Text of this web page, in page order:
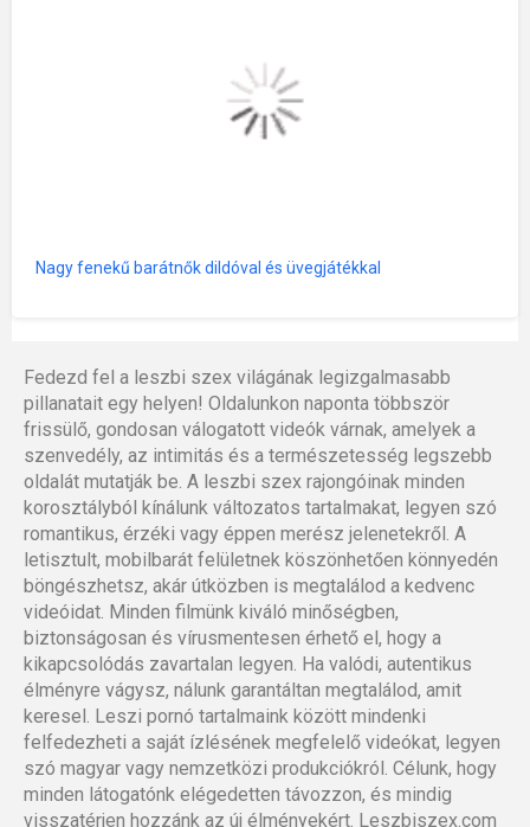
Nagy fenekű barátnők dildóval és üvegjátékkal
Fedezd fel a leszbi szex világának legizgalmasabb
pillanatait egy helyen! Oldalunkon naponta többször
frissülő, gondosan válogatott videók várnak, amelyek a
szenvedély, az intimitás és a természetesség legszebb
oldalát mutatják be. A leszbi szex rajongóinak minden
korosztályból kínálunk változatos tartalmakat, legyen szó
romantikus, érzéki vagy éppen merész jelenetekről. A
letisztult, mobilbarát felületnek köszönhetően könnyedén
böngészhetsz, akár útközben is megtalálod a kedvenc
videóidat. Minden filmünk kiváló minőségben,
biztonságosan és vírusmentesen érhető el, hogy a
kikapcsolódás zavartalan legyen. Ha valódi, autentikus
élményre vágysz, nálunk garantáltan megtalálod, amit
keresel. Leszi pornó tartalmaink között mindenki
felfedezheti a saját ízlésének megfelelő videókat, legyen
szó magyar vagy nemzetközi produkciókról. Célunk, hogy
minden látogatónk elégedetten távozzon, és mindig
visszatérjen hozzánk az új élményekért. Leszbiszex.com